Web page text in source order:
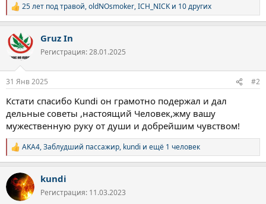
Р
е
к
ц
и
25 лет под травой,oldNOsmoker,ICH_NICKи 10 других
Gruz In
Регистрация: 28.01.2025
31 Янв 2025 #2
Кстати спасибо Kundi он грамотно подержал и дал
дельные советы ,настоящий Человек,жму вашу
мужественную руку от души и добрейшим чувством!
Р
е
к
ц
и
AKA4,Заблудший пассажир, kundi и ещё 1 человек
kundi
Регистрация: 11.03.2023